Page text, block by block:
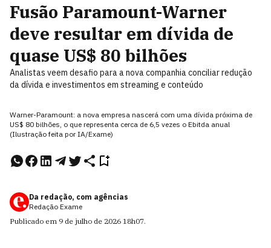
Fusão Paramount-Warner
deve resultar em dívida de
quase US$ 80 bilhões
Analistas veem desafio para a nova companhia conciliar redução
da dívida e investimentos em streaming e conteúdo
Warner-Paramount: a nova empresa nascerá com uma dívida próxima de
US$ 80 bilhões, o que representa cerca de 6,5 vezes o Ebitda anual
(Ilustração feita por IA/Exame)
Da redação, com agências
Redação Exame
Publicado em 9 de julho de 2026 18h07.